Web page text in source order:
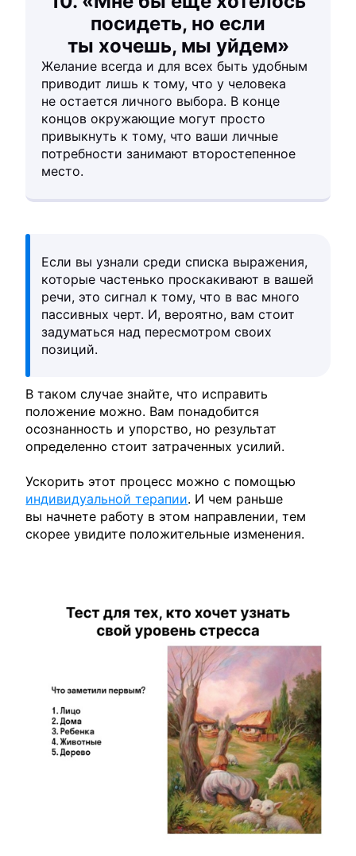
посидеть, но если
ты хочешь, мы уйдем»
Желание всегда и для всех быть удобным
приводит лишь к тому, что у человека
не остается личного выбора. В конце
концов окружающие могут просто
привыкнуть к тому, что ваши личные
потребности занимают второстепенное
место.
Если вы узнали среди списка выражения,
которые частенько проскакивают в вашей
речи, это сигнал к тому, что в вас много
пассивных черт. И, вероятно, вам стоит
задуматься над пересмотром своих
позиций.
В таком случае знайте, что исправить
положение можно. Вам понадобится
осознанность и упорство, но результат
определенно стоит затраченных усилий.
Ускорить этот процесс можно с помощью
индивидуальной терапии. И чем раньше
вы начнете работу в этом направлении, тем
скорее увидите положительные изменения.